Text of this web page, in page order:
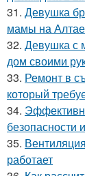
31. Девушка
мамы на
32. Девушка с
дом своими
33. Ремонт в
который
34.
безопасности
35.
работает